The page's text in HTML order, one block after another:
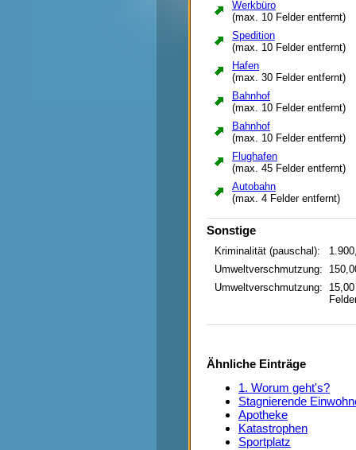
Recyclinghof
Sägewerk
Schatzamt
Schienen
Schule
Schwimmhalle
Spedition
Spielplatz
Sportplatz
Stahlwerk
Supermarkt
Tourismusbüro
Universität
Wäldchen
Windrad
Werkbüro
(max. 10 Felder entfernt)
Spedition
(max. 10 Felder entfernt)
Hafen
(max. 30 Felder entfernt)
Bahnhof
(max. 10 Felder entfernt)
Bahnhof
(max. 10 Felder entfernt)
Flughafen
(max. 45 Felder entfernt)
Autobahn
(max. 4 Felder entfernt)
Sonstige
Kriminalität (pauschal):
Umweltverschmutzung:
Umweltverschmutzung:
15,00
Ähnliche Einträge
1. Worum geht's?
Stagnierende
Apotheke
Katastrophen
Sportplatz